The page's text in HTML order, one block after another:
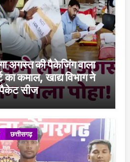
अगस्त की पैकेजिंग वाला
का कमाल, खाद्य विभाग ने
पैकेट सीज
छत्तीसगढ़